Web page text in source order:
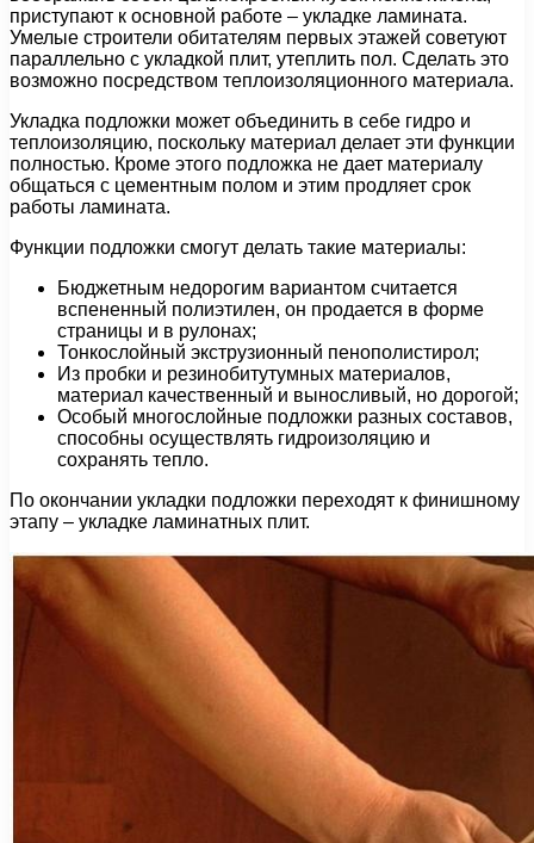
приступают к основной работе – укладке ламината.
Умелые строители обитателям первых этажей советуют
параллельно с укладкой плит, утеплить пол. Сделать это
возможно посредством теплоизоляционного материала.
Укладка подложки может объединить в себе гидро и
теплоизоляцию, поскольку материал делает эти функции
полностью. Кроме этого подложка не дает материалу
общаться с цементным полом и этим продляет срок
работы ламината.
Функции подложки смогут делать такие материалы:
Бюджетным недорогим вариантом считается
вспененный полиэтилен, он продается в форме
страницы и в рулонах;
Тонкослойный экструзионный пенополистирол;
Из пробки и резинобитутумных материалов,
материал качественный и выносливый, но дорогой;
Особый многослойные подложки разных составов,
способны осуществлять гидроизоляцию и
сохранять тепло.
По окончании укладки подложки переходят к финишному
этапу – укладке ламинатных плит.